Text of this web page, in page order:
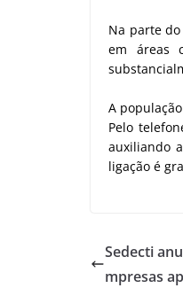
Na parte
em áreas
A
Pelo
auxiliando
ligação é
Sedecti
mpresas